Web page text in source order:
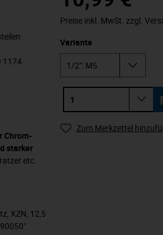
1174
Chrom-
starker
etc.
XZN, 12,5
Preise inkl. MwSt. zzgl.
Variante
Zum Merkzettel